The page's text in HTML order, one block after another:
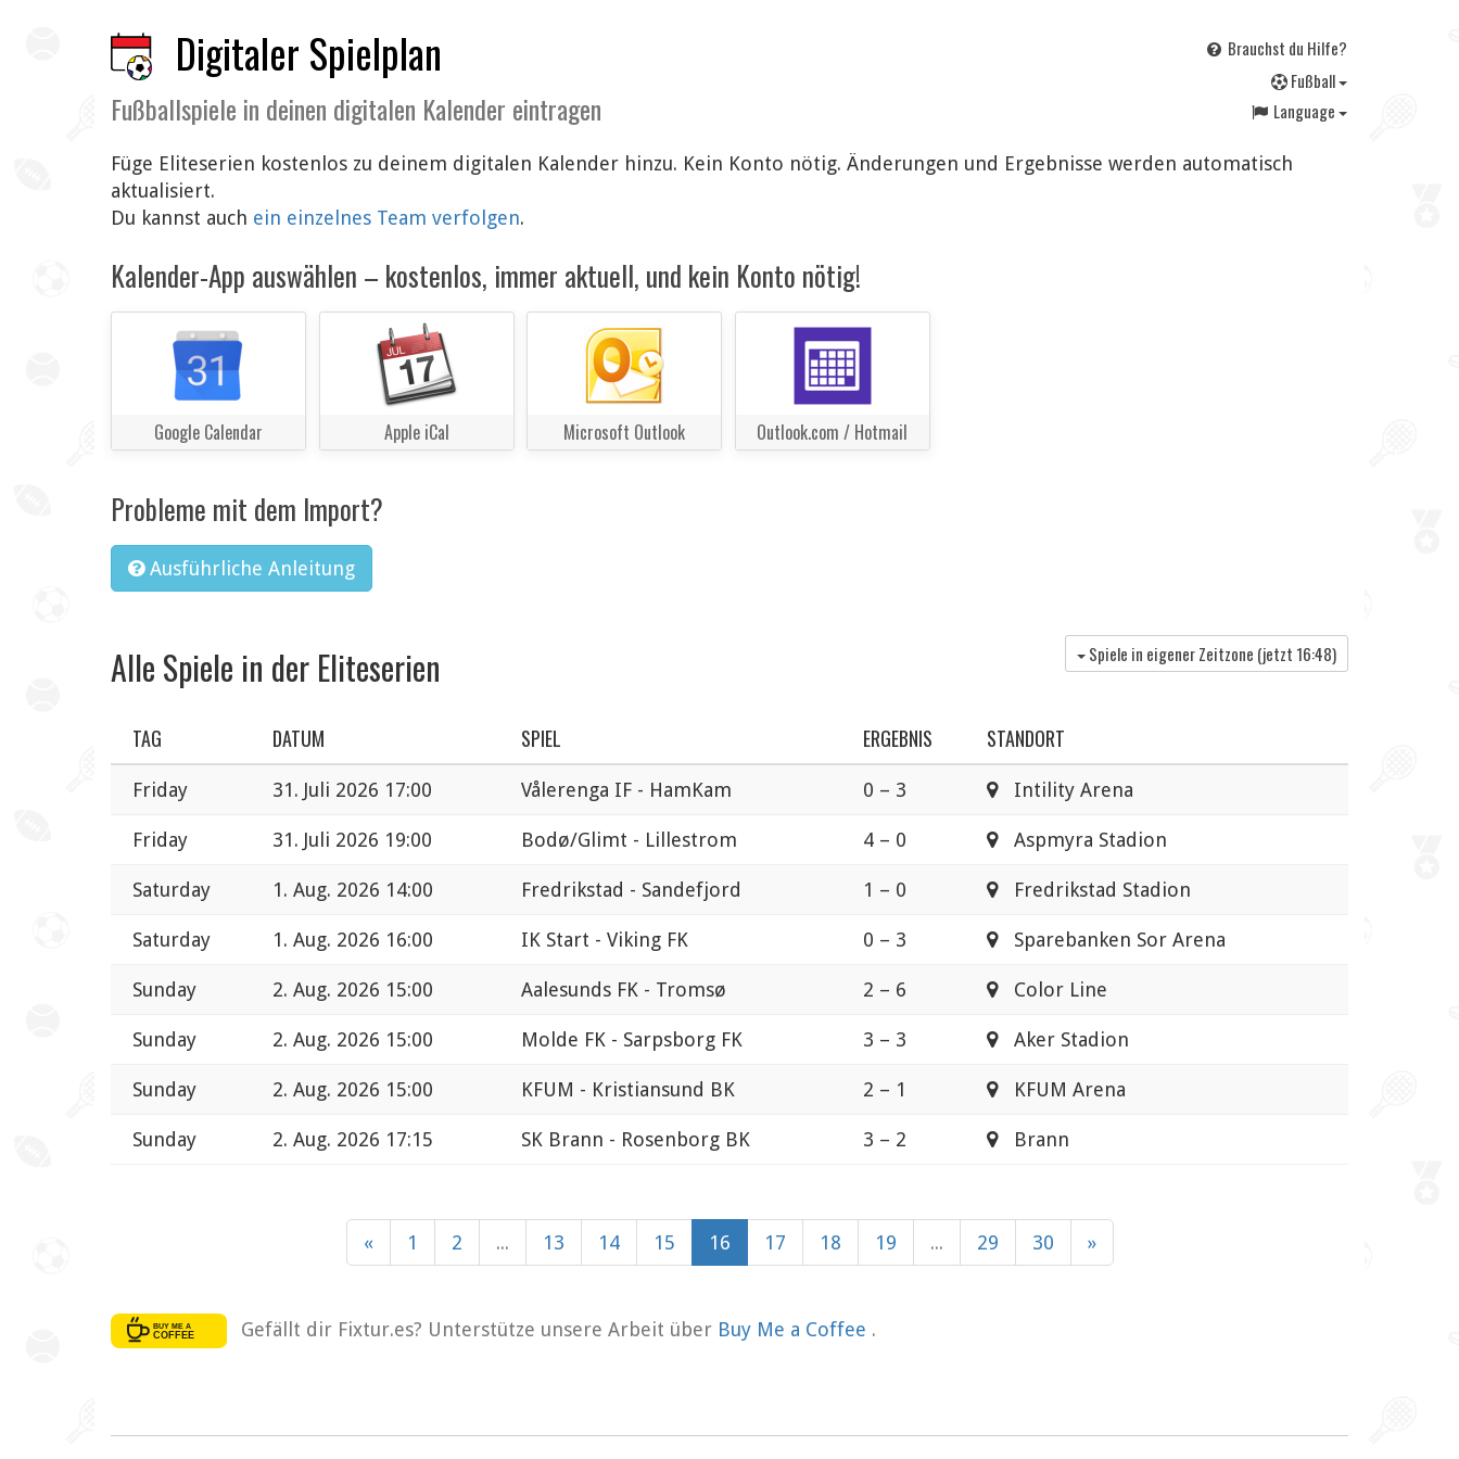
Digitaler Spielplan
Fußballspiele in deinen digitalen Kalender eintragen
Brauchst du Hilfe?
Fußball
Language
Füge Eliteserien kostenlos zu deinem digitalen Kalender hinzu. Kein Konto nötig. Änderungen und Ergebnisse werden automatisch
aktualisiert.
Du kannst auch ein einzelnes Team verfolgen.
Kalender-App auswählen – kostenlos, immer aktuell, und kein Konto nötig!
Google Calendar Apple iCal Microsoft Outlook Outlook.com / Hotmail
Probleme mit dem Import?
Ausführliche Anleitung
Alle Spiele in der Eliteserien Spiele in eigener Zeitzone (jetzt 16:48)
TAG DATUM SPIEL ERGEBNIS STANDORT
Friday 31. Juli 2026 17:00 Vålerenga IF - HamKam 0 – 3 Intility Arena
Friday 31. Juli 2026 19:00 Bodø/Glimt - Lillestrom 4 – 0 Aspmyra Stadion
Saturday 1. Aug. 2026 14:00 Fredrikstad - Sandefjord 1 – 0 Fredrikstad Stadion
Saturday 1. Aug. 2026 16:00 IK Start - Viking FK 0 – 3 Sparebanken Sor Arena
Sunday 2. Aug. 2026 15:00 Aalesunds FK - Tromsø 2 – 6 Color Line
Sunday 2. Aug. 2026 15:00 Molde FK - Sarpsborg FK 3 – 3 Aker Stadion
Sunday 2. Aug. 2026 15:00 KFUM - Kristiansund BK 2 – 1 KFUM Arena
Sunday 2. Aug. 2026 17:15 SK Brann - Rosenborg BK 3 – 2 Brann
« 1 2 ... 13 14 15 16 17 18 19 ... 29 30 »
Gefällt dir Fixtur.es? Unterstütze unsere Arbeit über Buy Me a Coffee .